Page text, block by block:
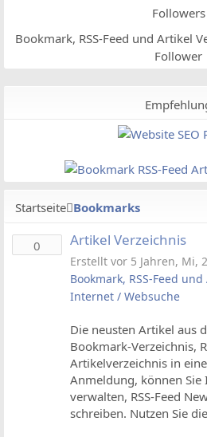
Followers
Bookmark, RSS-Feed und Artikel
Follower
Startseite Bookmarks
0 Artikel Verzeichnis
Erstellt vor 5 Jahren, Mi,
Bookmark, RSS-Feed
Internet / Websuche
Die neusten Artikel aus
Bookmark-Verzeichnis,
Artikelverzeichnis in
Anmeldung, können Sie
verwalten, RSS-Feed
schreiben. Nutzen Sie